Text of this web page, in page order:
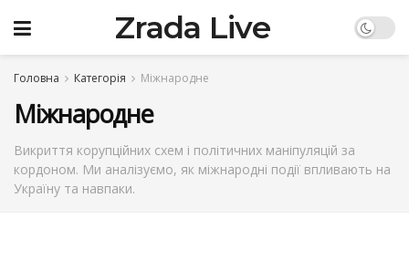
Zrada Live
Головна Категорія Міжнародне
Міжнародне
Викриття корупційних схем і політичних маніпуляцій за
кордоном. Ми аналізуємо, як міжнародні події впливають на
Україну та навпаки.